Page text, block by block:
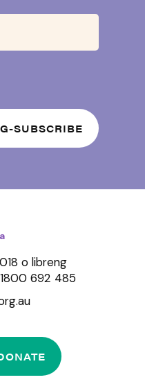
o libreng
692 485